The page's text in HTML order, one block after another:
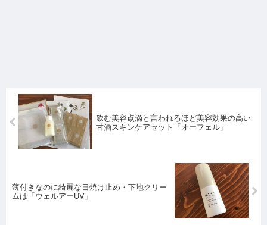
飲む美容点滴と言われるほど美容効果の高い
甘酒スキンケアセット「オーフェル」
薄付きなのに綺麗な日焼け止め・下地クリー
ムは「ウェルアーUV」